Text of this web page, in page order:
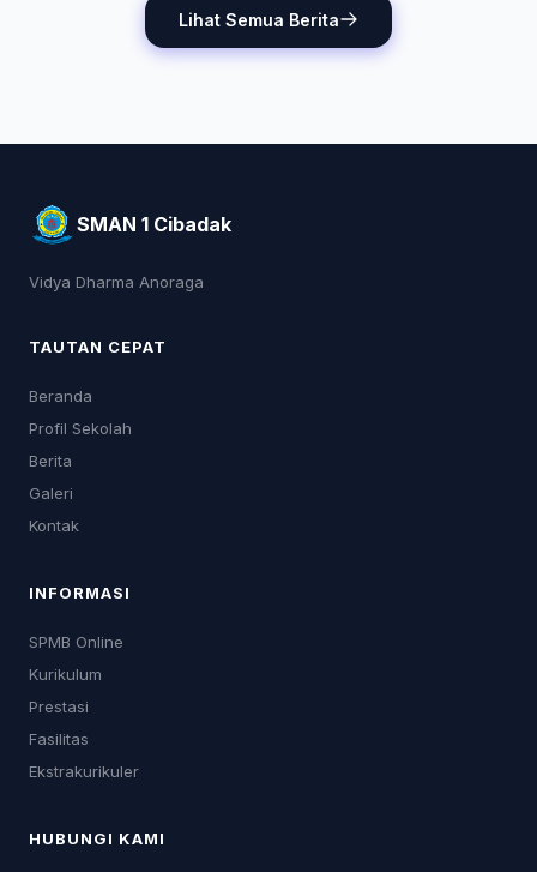
Lihat Semua Berita
SMAN 1 Cibadak
Vidya Dharma Anoraga
TAUTAN CEPAT
Beranda
Profil Sekolah
Berita
Galeri
Kontak
INFORMASI
SPMB Online
Kurikulum
Prestasi
Fasilitas
Ekstrakurikuler
HUBUNGI KAMI